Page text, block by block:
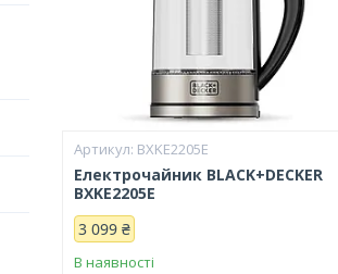
BXKE2205E
Електрочайник BLACK+DECKER
BXKE2205E
3 099 ₴
В наявності